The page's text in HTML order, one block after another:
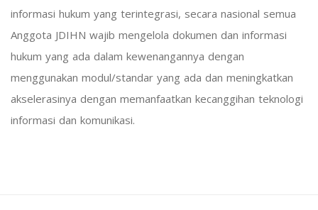
informasi hukum yang terintegrasi, secara nasional semua
Anggota JDIHN wajib mengelola dokumen dan informasi
hukum yang ada dalam kewenangannya dengan
menggunakan modul/standar yang ada dan meningkatkan
akselerasinya dengan memanfaatkan kecanggihan teknologi
informasi dan komunikasi.